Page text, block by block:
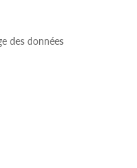
des données